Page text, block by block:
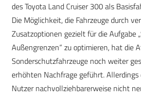
des Toyota Land Cruiser 300 als
Die Möglichkeit, die Fahrzeuge durch
Zusatzoptionen gezielt für die Aufgabe
Außengrenzen“ zu optimieren, hat die
Sonderschutzfahrzeuge noch weiter
erhöhten Nachfrage geführt.
Nutzer nachvollziehbarerweise nicht